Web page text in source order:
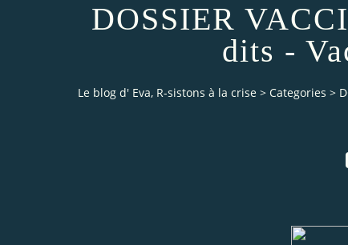
DOSSIER
dits -
Le blog d' Eva, R-sistons à la crise > Categories >